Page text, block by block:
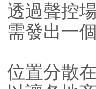
透過聲控
需發出一
位置分散